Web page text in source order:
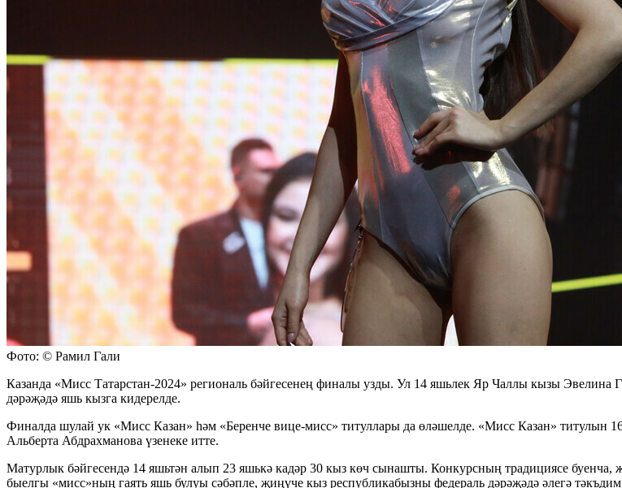
Фото: © Рамил Гали
Казанда «Мисс Татарстан-2024» региональ бәйгесенең финалы узды. Ул 14 яшьлек Яр Чаллы кызы
дәрәҗәдә яшь кызга кидерелде.
Финалда шулай ук «Мисс Казан» һәм «Беренче вице-мисс» титуллары да өләшелде. «Мисс Казан» титулын
Альберта Абдрахманова үзенеке итте.
Матурлык бәйгесендә 14 яшьтән алып 23 яшькә кадәр 30 кыз көч сынашты. Конкурсның традициясе
быелгы «мисс»ның гаять яшь булуы сәбәпле, җиңүче кыз республикабызны федераль дәрәҗәдә әлегә тәкъдим